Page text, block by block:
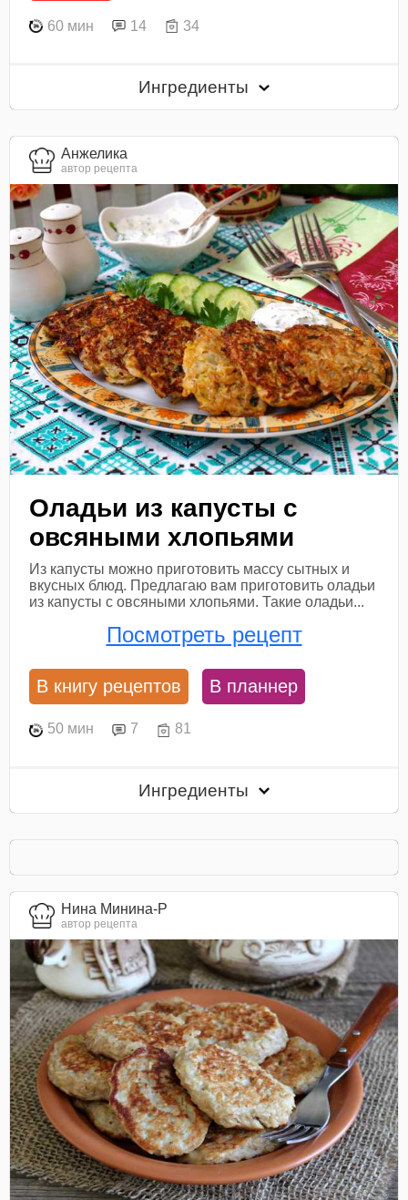
60 мин 14 34
Ингредиенты
Анжелика
автор рецепта
Оладьи из капусты с
овсяными хлопьями
Из капусты можно приготовить массу сытных и
вкусных блюд. Предлагаю вам приготовить оладьи
из капусты с овсяными хлопьями. Такие оладьи...
Посмотреть рецепт
В книгу рецептов В планнер
50 мин 7 81
Ингредиенты
Нина Минина-Р
автор рецепта